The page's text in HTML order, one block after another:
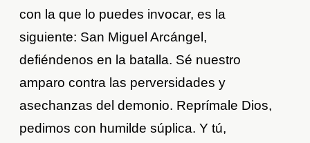
con la que lo puedes invocar, es la
siguiente: San Miguel Arcángel,
defiéndenos en la batalla. Sé nuestro
amparo contra las perversidades y
asechanzas del demonio. Reprímale Dios,
pedimos con humilde súplica. Y tú,